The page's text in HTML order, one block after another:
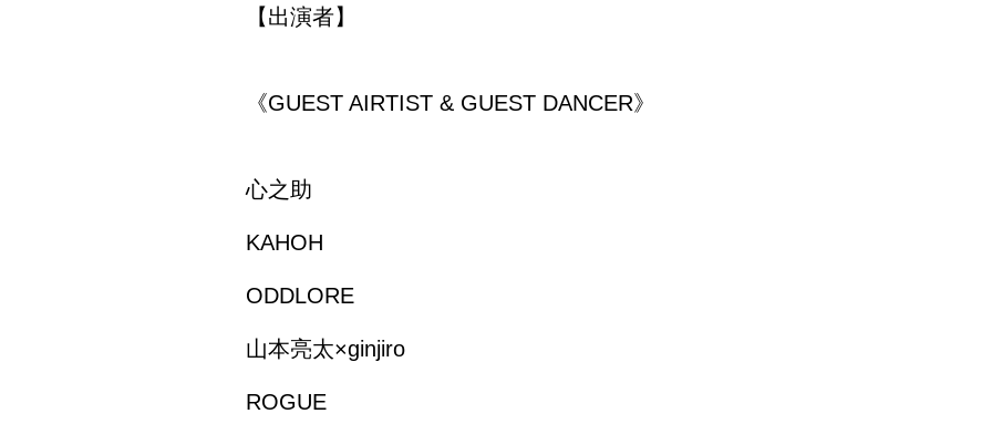
【出演者】
《GUEST AIRTIST & GUEST DANCER》
心之助
KAHOH
ODDLORE
山本亮太×ginjiro
ROGUE